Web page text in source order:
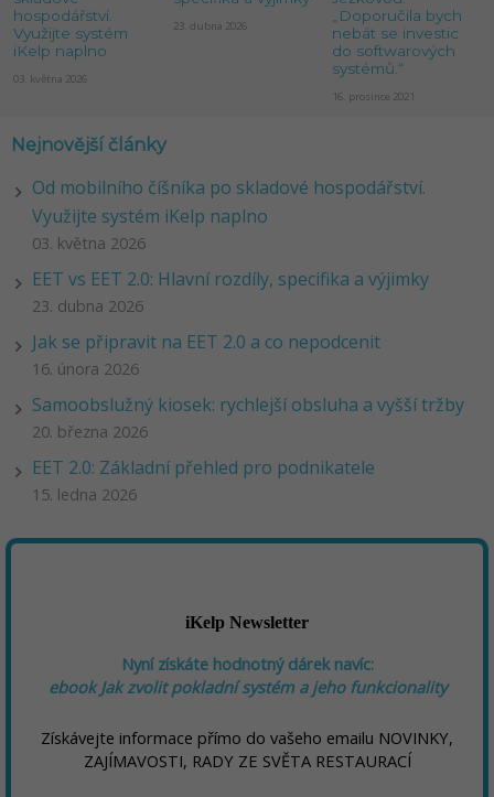
hospodářství.
Využijte systém
iKelp naplno
03. května 2026
23. dubna 2026
„Doporučila bych
nebát se investic
do softwarových
systémů.“
16. prosince 2021
Nejnovější články
Od mobilního číšníka po skladové hospodářství.
Využijte systém iKelp naplno
03. května 2026
EET vs EET 2.0: Hlavní rozdíly, specifika a výjimky
23. dubna 2026
Jak se připravit na EET 2.0 a co nepodcenit
16. února 2026
Samoobslužný kiosek: rychlejší obsluha a vyšší tržby
20. března 2026
EET 2.0: Základní přehled pro podnikatele
15. ledna 2026
iKelp Newsletter
Nyní získáte hodnotný dárek navíc:
ebookJak zvolit pokladní systém a jeho funkcionality
Získávejte informace přímo do vašeho emailu NOVINKY,
ZAJÍMAVOSTI, RADY ZE SVĚTA RESTAURACÍ